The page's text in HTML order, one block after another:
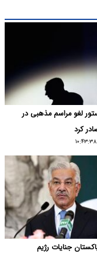
لغو مراسم مذهبی در
کرد
جنایات رژیم